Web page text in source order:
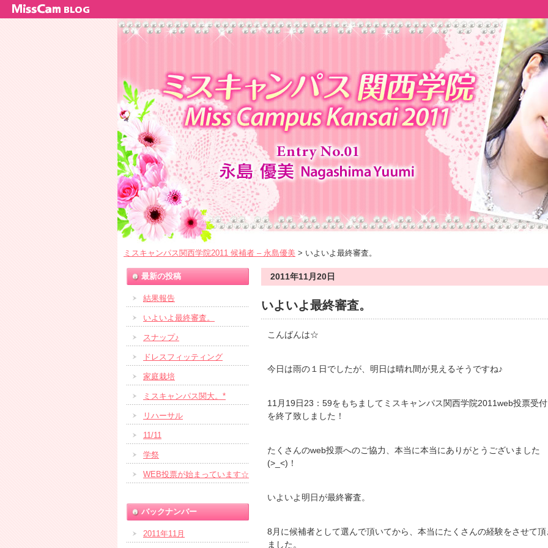
ミスキャンパス関西学院2011 候補者 – 永島優美 > いよいよ最終審査。
2011年11月20日
いよいよ最終審査。
こんばんは☆
今日は雨の１日でしたが、明日は晴れ間が見えるそうですね♪
11月19日23：59をもちましてミスキャンパス関西学院2011web投票受付
を終了致しました！
たくさんのweb投票へのご協力、本当に本当にありがとうございました
(>_<)！
いよいよ明日が最終審査。
8月に候補者として選んで頂いてから、本当にたくさんの経験をさせて頂
ました。
最新の投稿
結果報告
いよいよ最終審査。
スナップ♪
ドレスフィッティング
家庭栽培
ミスキャンパス関大。*
リハーサル
11/11
学祭
WEB投票が始まっています☆
バックナンバー
2011年11月